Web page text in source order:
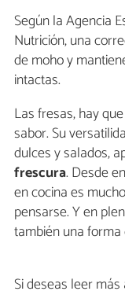
Según la Agencia
Nutrición, una
de moho y
intactas.
Las fresas, hay
sabor. Su
dulces y salados,
frescura. Desde
en cocina es
pensarse. Y en
también una
Si deseas leer